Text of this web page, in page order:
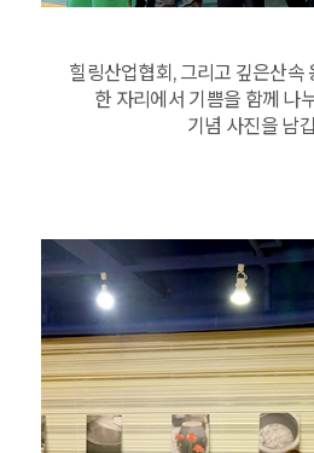
힐링산업협회, 그리고 깊은산속
한 자리에서 기쁨을 함께 나
기념 사진을 남